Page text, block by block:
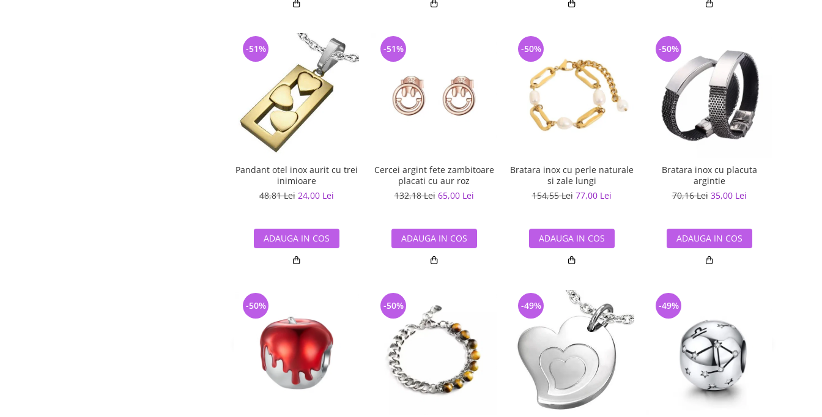
Pandant otel inox aurit cu trei
inimioare
48,81 Lei 24,00 Lei
-51%
ADAUGA IN COS
Cercei argint fete zambitoare
placati cu aur roz
132,18 Lei 65,00 Lei
-51%
ADAUGA IN COS
Bratara inox cu perle naturale
si zale lungi
154,55 Lei 77,00 Lei
-50%
ADAUGA IN COS
Bratara inox cu placuta
argintie
70,16 Lei 35,00 Lei
-50%
ADAUGA IN COS
-50% -50% -49% -49%